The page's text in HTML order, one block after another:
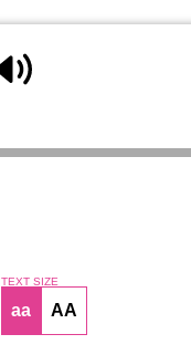
TEXT SIZE
aa AA